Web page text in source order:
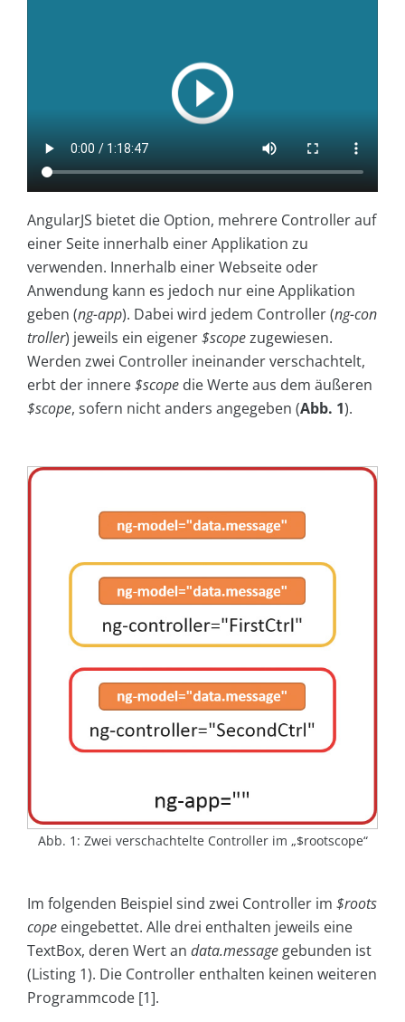
AngularJS bietet die Option, mehrere Controller auf
einer Seite innerhalb einer Applikation zu
verwenden. Innerhalb einer Webseite oder
Anwendung kann es jedoch nur eine Applikation
geben (ng-app). Dabei wird jedem Controller (ng-con
troller) jeweils ein eigener$scopezugewiesen.
Werden zwei Controller ineinander verschachtelt,
erbt der innere$scope die Werte aus dem äußeren
$scope, sofern nicht anders angegeben (Abb. 1).
Abb. 1: Zwei verschachtelte Controller im „$rootscope“
Im folgenden Beispiel sind zwei Controller im $roots
cope eingebettet. Alle drei enthalten jeweils eine
TextBox, deren Wert an data.message gebunden ist
(Listing 1). Die Controller enthalten keinen weiteren
Programmcode [1].